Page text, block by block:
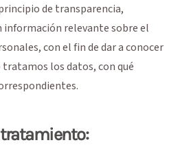
de transparencia,
información relevante sobre el
con el fin de dar a conocer
los datos, con qué